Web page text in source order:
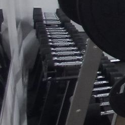
50 Spinde - geführte Kraftstationen